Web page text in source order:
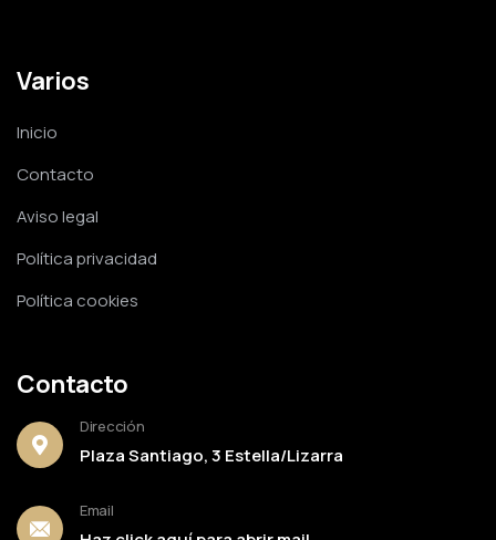
Varios
Inicio
Contacto
Aviso legal
Política privacidad
Política cookies
Contacto
Dirección
Plaza Santiago, 3 Estella/Lizarra
Email